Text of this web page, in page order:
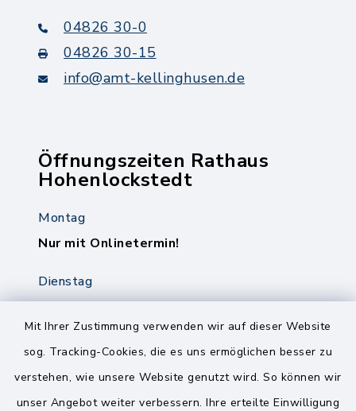
Mit Ihrer Zustimmung verwenden wir auf dieser Website
sog. Tracking-Cookies, die es uns ermöglichen besser zu
verstehen, wie unsere Website genutzt wird. So können wir
unser Angebot weiter verbessern. Ihre erteilte Einwilligung
04826 30-0
04826 30-15
info@amt-kellinghusen.de
Öffnungszeiten Rathaus
Hohenlockstedt
Montag
Nur mit Onlinetermin!
Dienstag
8.00-12.00 Uhr
14.00-18.00 Uhr